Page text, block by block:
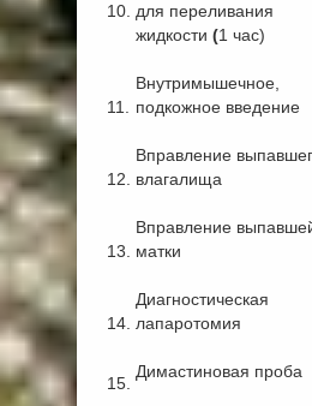
10. для переливания
жидкости (1 час)
11.
Внутримышечное,
подкожное введение
12.
Вправление
влагалища
13.
Вправление
матки
14.
Диагностическая
лапаротомия
15.
Димастиновая проба